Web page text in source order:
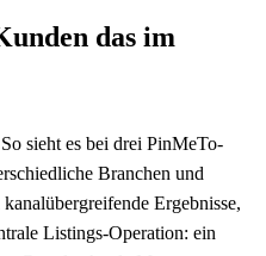
das im
sieht es bei drei PinMeTo-
Branchen und
Ergebnisse,
Listings-Operation: ein